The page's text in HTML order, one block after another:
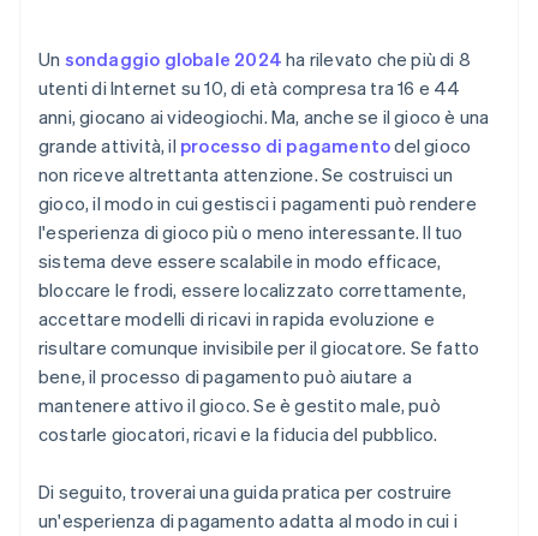
Un sondaggio globale 2024 ha rilevato che più di 8
utenti di Internet su 10, di età compresa tra 16 e 44
anni, giocano ai videogiochi. Ma, anche se il gioco è una
grande attività, il processo di pagamentodel gioco
non riceve altrettanta attenzione. Se costruisci un
gioco, il modo in cui gestisci i pagamenti può rendere
l'esperienza di gioco più o meno interessante. Il tuo
sistema deve essere scalabile in modo efficace,
bloccare le frodi, essere localizzato correttamente,
accettare modelli di ricavi in rapida evoluzione e
risultare comunque invisibile per il giocatore. Se fatto
bene, il processo di pagamento può aiutare a
mantenere attivo il gioco. Se è gestito male, può
costarle giocatori, ricavi e la fiducia del pubblico.
Di seguito, troverai una guida pratica per costruire
un'esperienza di pagamento adatta al modo in cui i